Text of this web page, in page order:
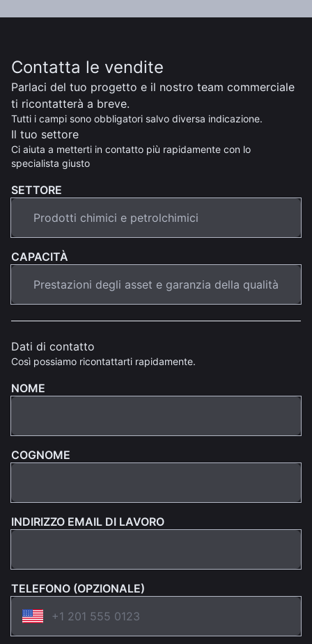
Contatta le vendite
Parlaci del tuo progetto e il nostro team commerciale
ti ricontatterà a breve.
Tutti i campi sono obbligatori salvo diversa indicazione.
Il tuo settore
Ci aiuta a metterti in contatto più rapidamente con lo
specialista giusto
SETTORE
CAPACITÀ
Dati di contatto
Così possiamo ricontattarti rapidamente.
NOME
COGNOME
INDIRIZZO EMAIL DI LAVORO
TELEFONO (OPZIONALE)